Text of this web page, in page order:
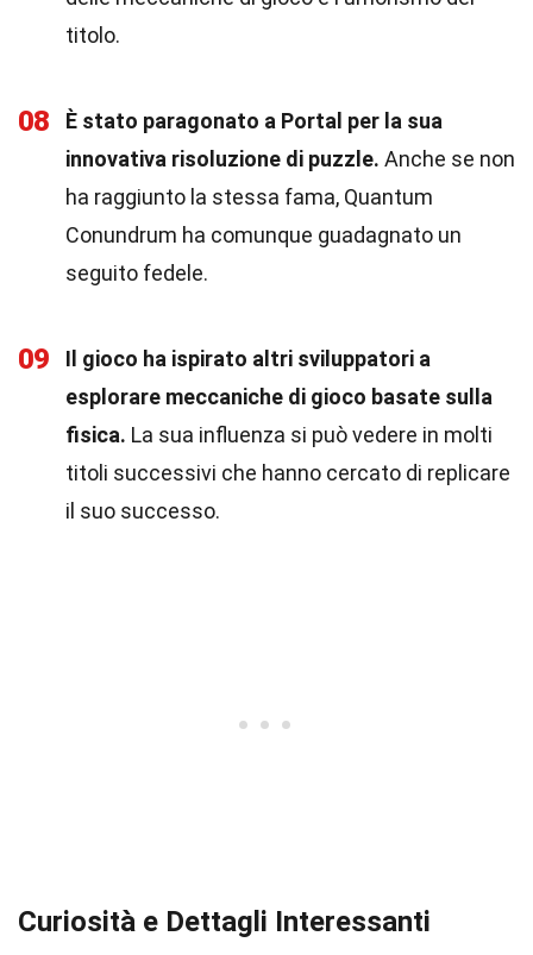
titolo.
08
È stato paragonato a Portal per la sua
innovativa risoluzione di puzzle. Anche se non
ha raggiunto la stessa fama, Quantum
Conundrum ha comunque guadagnato un
seguito fedele.
09
Il gioco ha ispirato altri sviluppatori a
esplorare meccaniche di gioco basate sulla
fisica. La sua influenza si può vedere in molti
titoli successivi che hanno cercato di replicare
il suo successo.
Curiosità e Dettagli Interessanti